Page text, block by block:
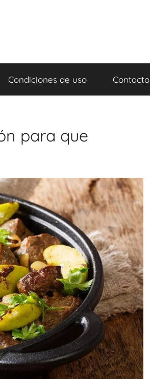
Condiciones de uso Contacto
para que